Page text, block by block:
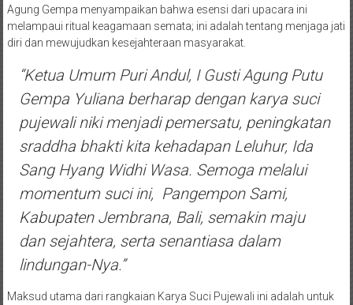
Agung Gempa menyampaikan bahwa esensi dari upacara ini
melampaui ritual keagamaan semata; ini adalah tentang menjaga jati
diri dan mewujudkan kesejahteraan masyarakat.
“Ketua Umum Puri Andul, I Gusti Agung Putu
Gempa Yuliana berharap dengan karya suci
pujewali niki menjadi pemersatu, peningkatan
sraddha bhaktikita kehadapan Leluhur, Ida
Sang Hyang Widhi Wasa. Semoga melalui
momentum suci ini, Pangempon Sami,
Kabupaten Jembrana, Bali, semakin maju
dan sejahtera, serta senantiasa dalam
lindungan-Nya.”
Maksud utama dari rangkaian Karya Suci Pujewali ini adalah untuk